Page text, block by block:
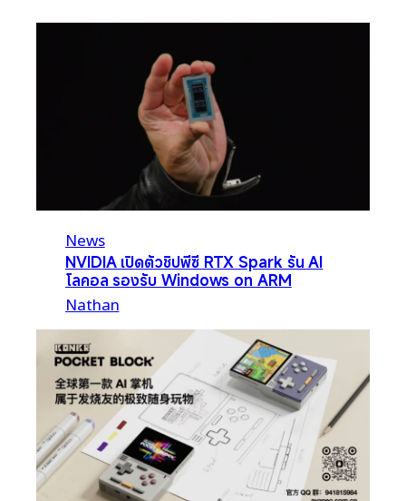
News
NVIDIA เปิดตัวชิปพีซี RTX Spark รัน AI
โลคอล รองรับ Windows on ARM
Nathan